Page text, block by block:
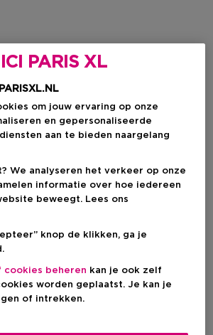
ICI PARIS XL
om jouw ervaring op onze
en gepersonaliseerde
aan te bieden naargelang
We analyseren het verkeer op onze
informatie over hoe iedereen
beweegt. Lees ons
knop de klikken, ga je
cookies beheren kan je ook zelf
worden geplaatst. Je kan je
of intrekken.